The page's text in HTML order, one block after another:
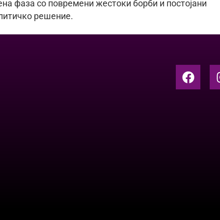
фаза со повремени жестоки борби и постојани
решение.